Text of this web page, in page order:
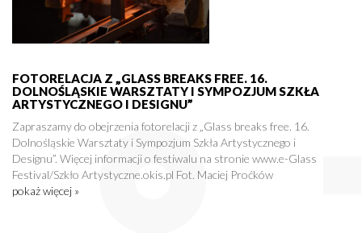
FOTORELACJA Z „GLASS BREAKS FREE. 16.
DOLNOŚLĄSKIE WARSZTATY I SYMPOZJUM SZKŁA
ARTYSTYCZNEGO I DESIGNU”
Zapraszamy do obejrzenia fotorelacji z „Glass breaks free. 16.
Dolnośląskie Warsztaty i Sympozjum Szkła Artystycznego i
Designu”. Więcej informacji o festiwalu na stronie www.e-Glass
Festival/Szkło Artystyczne.okis.pl Fot. Maciej Proćków
pokaż więcej »